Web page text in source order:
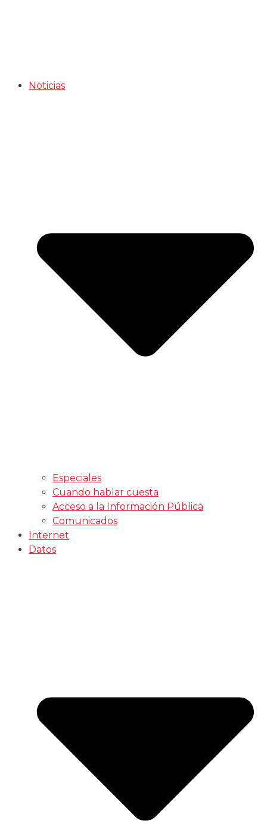
Noticias
Especiales
Cuando hablar cuesta
Acceso a la Información Pública
Comunicados
Internet
Datos